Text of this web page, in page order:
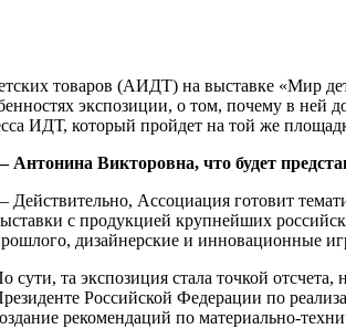
товаров (АИДТ) на выставке «Мир
экспозиции, о том, почему в ней
ИДТ, который пройдет на той же
Антонина Викторовна, что будет
Действительно, Ассоциация готовит
с продукцией крупнейших
дизайнерские и инновационные
сути, та экспозиция стала точкой
Российской Федерации по
рекомендаций по материально-